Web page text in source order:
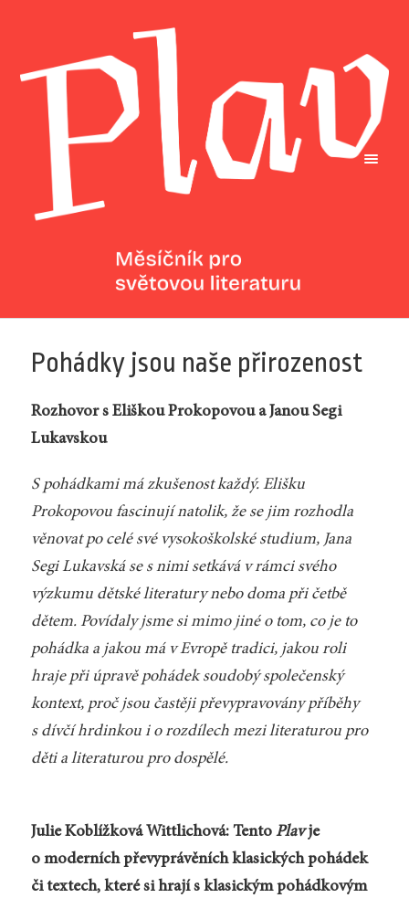
Pohádky jsou naše přirozenost
Rozhovor s Eliškou Prokopovou a Janou Segi
Lukavskou
S pohádkami má zkušenost každý. Elišku
Prokopovou fascinují natolik, že se jim rozhodla
věnovat po celé své vysokoškolské studium, Jana
Segi Lukavská se s nimi setkává v rámci svého
výzkumu dětské literatury nebo doma při četbě
dětem. Povídaly jsme si mimo jiné o tom, co je to
pohádka a jakou má v Evropě tradici, jakou roli
hraje při úpravě pohádek soudobý společenský
kontext, proč jsou častěji převypravovány příběhy
s dívčí hrdinkou i o rozdílech mezi literaturou pro
děti a literaturou pro dospělé.
Julie Koblížková Wittlichová: Tento Plavje
o moderních převyprávěních klasických pohádek
či textech, které si hrají s klasickým pohádkovým